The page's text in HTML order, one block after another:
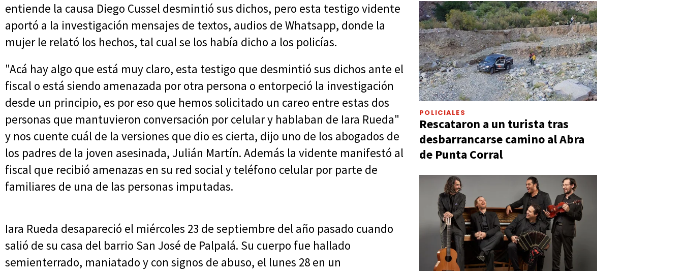
entiende la causa Diego Cussel desmintió sus dichos, pero esta testigo vidente
aportó a la investigación mensajes de textos, audios de Whatsapp, donde la
mujer le relató los hechos, tal cual se los había dicho a los policías.
"Acá hay algo que está muy claro, esta testigo que desmintió sus dichos ante el
fiscal o está siendo amenazada por otra persona o entorpeció la investigación
desde un principio, es por eso que hemos solicitado un careo entre estas dos
personas que mantuvieron conversación por celular y hablaban de Iara Rueda"
y nos cuente cuál de la versiones que dio es cierta, dijo uno de los abogados de
los padres de la joven asesinada, Julián Martín. Además la vidente manifestó al
fiscal que recibió amenazas en su red social y teléfono celular por parte de
familiares de una de las personas imputadas.
Iara Rueda desapareció el miércoles 23 de septiembre del año pasado cuando
salió de su casa del barrio San José de Palpalá. Su cuerpo fue hallado
semienterrado, maniatado y con signos de abuso, el lunes 28 en un
POLICIALES
Rescataron a un turista tras
desbarrancarse camino al Abra
de Punta Corral